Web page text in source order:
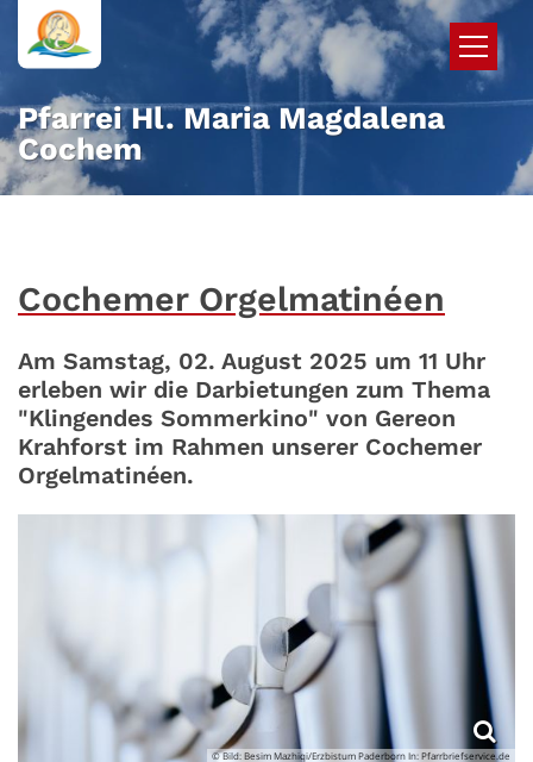
Zum Inhalt springen
Pfarrei Hl. Maria Magdalena
Cochem
Cochemer Orgelmatinéen
Am Samstag, 02. August 2025 um 11 Uhr
erleben wir die Darbietungen zum Thema
"Klingendes Sommerkino" von Gereon
Krahforst im Rahmen unserer Cochemer
Orgelmatinéen.
© Bild: Besim Mazhiqi/Erzbistum Paderborn In: Pfarrbriefservice.de